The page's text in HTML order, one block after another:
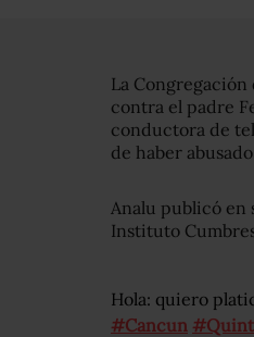
La
contra el padre
conductora de
de haber
Analu publicó en
Instituto
Hola: quiero
#Cancun